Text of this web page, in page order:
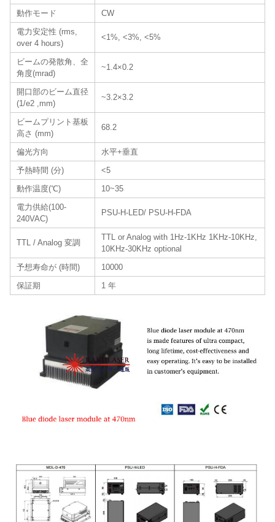
動作モード
CW
電力安定性 (rms,
over 4 hours)
<1%, <3%, <5%
ビームの発散角、全
角度(mrad)
~1.4×0.2
開口部のビーム直径
(1/e2 ,mm)
~3.2×3.2
ビームプリント基板
高さ (mm)
68.2
偏光方向
水平+垂直
予熱時間 (分)
<5
動作温度(℃)
10~35
電力供給(100-
240VAC)
PSU-H-LED/ PSU-H-FDA
TTL / Analog 変調
TTL or Analog with 1Hz-1KHz 1KHz-10KHz,
10KHz-30KHz optional
予想寿命が (時間)
10000
保証期
1 年